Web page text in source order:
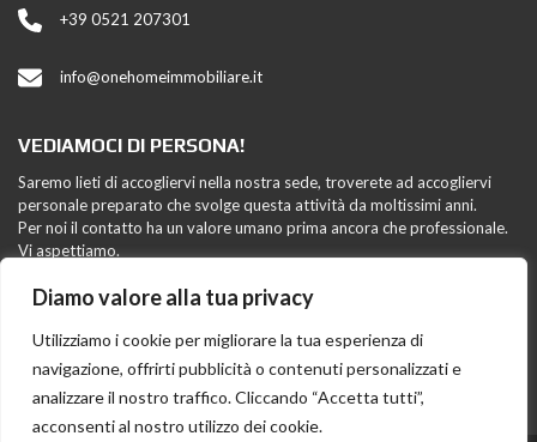
Diamo valore alla tua privacy
Utilizziamo i cookie per migliorare la tua esperienza di
navigazione, offrirti pubblicità o contenuti personalizzati e
analizzare il nostro traffico. Cliccando “Accetta tutti”,
acconsenti al nostro utilizzo dei cookie.
+39 0521 207301
info@onehomeimmobiliare.it
VEDIAMOCI DI PERSONA!
Saremo lieti di accogliervi nella nostra sede, troverete ad accogliervi
personale preparato che svolge questa attività da moltissimi anni.
Per noi il contatto ha un valore umano prima ancora che professionale.
Vi aspettiamo.
FAI CONOSCERE ONE HOME